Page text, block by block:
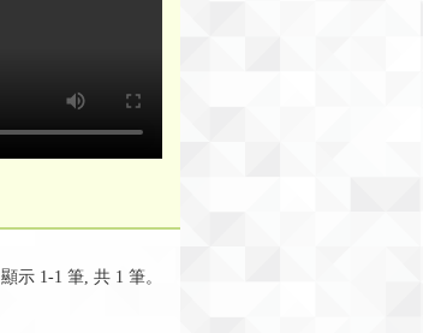
顯示 1-1 筆, 共 1 筆。